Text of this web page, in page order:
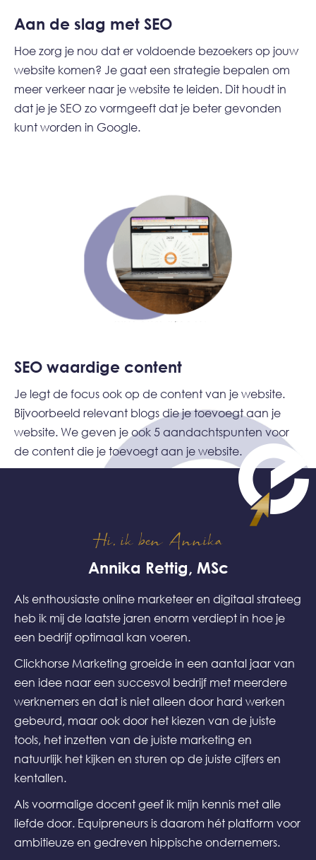
Aan de slag met SEO
Hoe zorg je nou dat er voldoende bezoekers op jouw
website komen? Je gaat een strategie bepalen om
meer verkeer naar je website te leiden. Dit houdt in
dat je je SEO zo vormgeeft dat je beter gevonden
kunt worden in Google.
SEO waardige content
Je legt de focus ook op de content van je website.
Bijvoorbeeld relevant blogs die je toevoegt aan je
website. We geven je ook 5 aandachtspunten voor
de content die je toevoegt aan je website.
Hi, ik ben Annika
Annika Rettig, MSc
Als enthousiaste online marketeer en digitaal strateeg
heb ik mij de laatste jaren enorm verdiept in hoe je
een bedrijf optimaal kan voeren.
Clickhorse Marketing groeide in een aantal jaar van
een idee naar een succesvol bedrijf met meerdere
werknemers en dat is niet alleen door hard werken
gebeurd, maar ook door het kiezen van de juiste
tools, het inzetten van de juiste marketing en
natuurlijk het kijken en sturen op de juiste cijfers en
kentallen.
Als voormalige docent geef ik mijn kennis met alle
liefde door. Equipreneurs is daarom hét platform voor
ambitieuze en gedreven hippische ondernemers.